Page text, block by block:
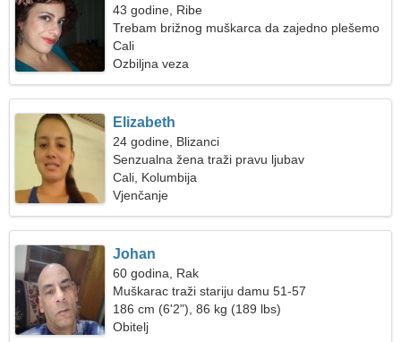
43 godine, Ribe
Trebam brižnog muškarca da zajedno plešemo
Cali
Ozbiljna veza
Elizabeth
24 godine, Blizanci
Senzualna žena traži pravu ljubav
Cali, Kolumbija
Vjenčanje
Johan
60 godina, Rak
Muškarac traži stariju damu 51-57
186 cm (6'2"), 86 kg (189 lbs)
Obitelj